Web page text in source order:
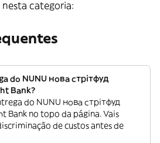
categoria:
do NUNU нова стрітфуд
Bank?
do NUNU нова стрітфуд
Bank no topo da página. Vais
de custos antes de